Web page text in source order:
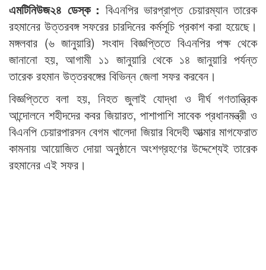
এমটিনিউজ২৪ ডেস্ক : বিএনপির ভারপ্রাপ্ত চেয়ারম্যান তারেক
রহমানের উত্তরবঙ্গ সফরের চারদিনের কর্মসূচি প্রকাশ করা হয়েছে।
মঙ্গলবার (৬ জানুয়ারি) সংবাদ বিজ্ঞপ্তিতে বিএনপির পক্ষ থেকে
জানানো হয়, আগামী ১১ জানুয়ারি থেকে ১৪ জানুয়ারি পর্যন্ত
তারেক রহমান উত্তরবঙ্গের বিভিন্ন জেলা সফর করবেন।
বিজ্ঞপ্তিতে বলা হয়, নিহত জুলাই যোদ্ধা ও দীর্ঘ গণতান্ত্রিক
আন্দোলনে শহীদদের কবর জিয়ারত, পাশাপাশি সাবেক প্রধানমন্ত্রী ও
বিএনপি চেয়ারপারসন বেগম খালেদা জিয়ার বিদেহী আত্মার মাগফেরাত
কামনায় আয়োজিত দোয়া অনুষ্ঠানে অংশগ্রহণের উদ্দেশ্যেই তারেক
রহমানের এই সফর।